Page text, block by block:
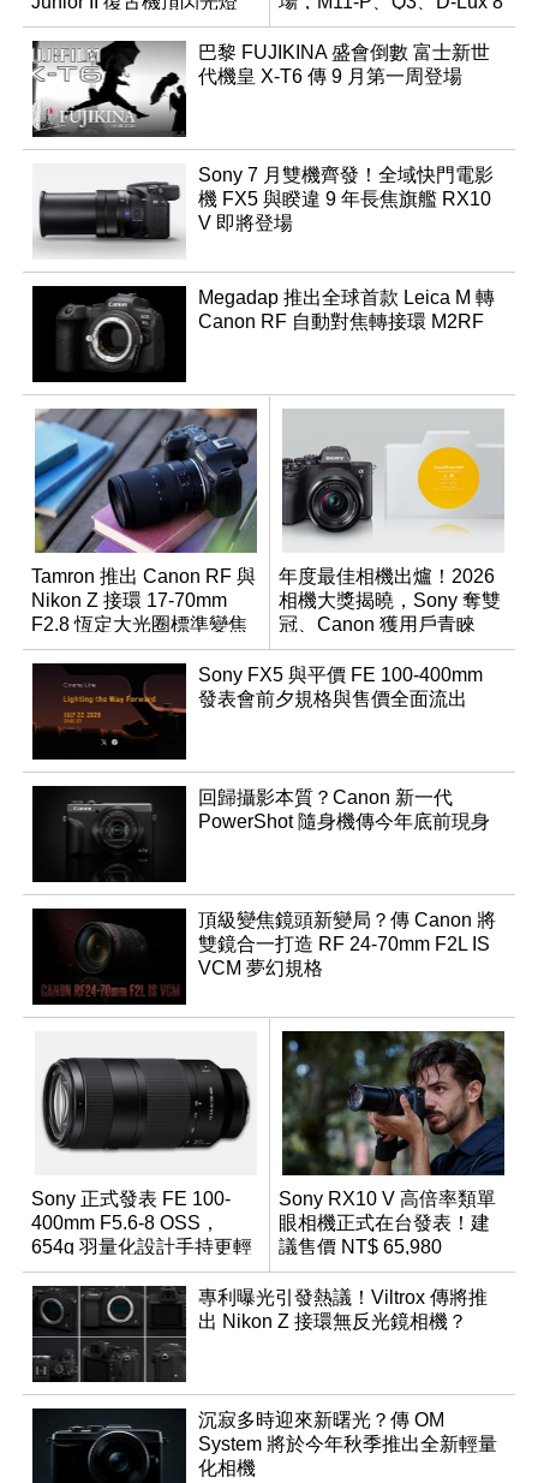
領銜換裝
巴黎 FUJIKINA 盛會倒數 富士新世
代機皇 X-T6 傳 9 月第一周登場
Sony 7 月雙機齊發！全域快門電影
機 FX5 與睽違 9 年長焦旗艦 RX10
V 即將登場
Megadap 推出全球首款 Leica M 轉
Canon RF 自動對焦轉接環 M2RF
Tamron 推出 Canon RF 與
Nikon Z 接環 17-70mm
F2.8 恆定大光圈標準變焦
鏡
年度最佳相機出爐！2026
相機大獎揭曉，Sony 奪雙
冠、Canon 獲用戶青睞
Sony FX5 與平價 FE 100-400mm
發表會前夕規格與售價全面流出
回歸攝影本質？Canon 新一代
PowerShot 隨身機傳今年底前現身
頂級變焦鏡頭新變局？傳 Canon 將
雙鏡合一打造 RF 24-70mm F2L IS
VCM 夢幻規格
Sony 正式發表 FE 100-
400mm F5.6-8 OSS，
654g 羽量化設計手持更輕
鬆
Sony RX10 V 高倍率類單
眼相機正式在台發表！建
議售價 NT$ 65,980
專利曝光引發熱議！Viltrox 傳將推
出 Nikon Z 接環無反光鏡相機？
沉寂多時迎來新曙光？傳 OM
System 將於今年秋季推出全新輕量
化相機